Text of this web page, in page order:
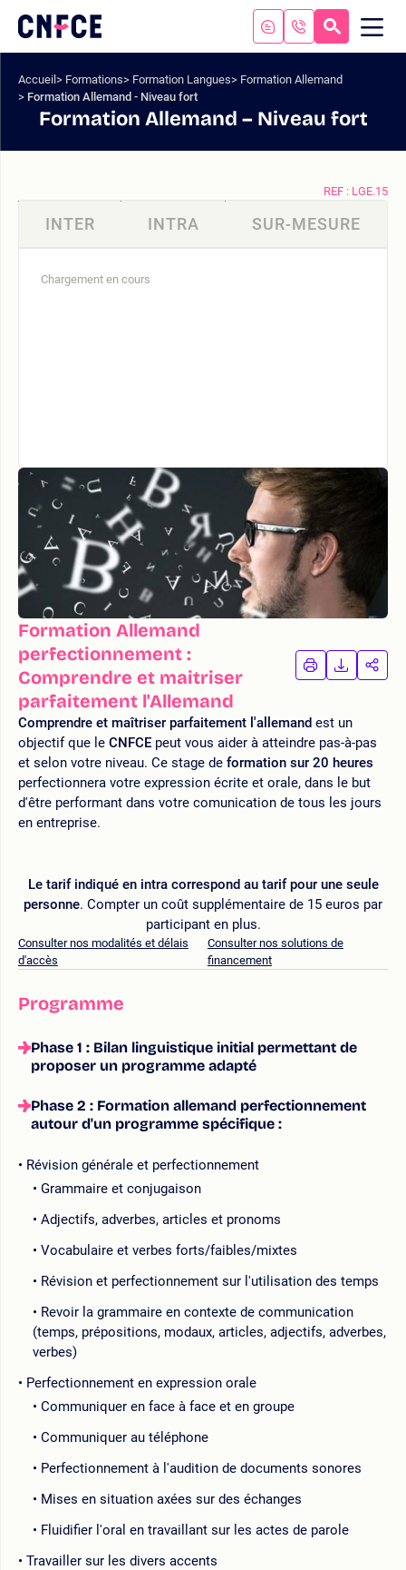
contenu
à
Logo
site
Accueil Formations Formation Langues
Formation Allemand
Formation Allemand - Niveau fort
Formation Allemand – Niveau fort
Formation Allemand
perfectionnement :
Comprendre et maitriser
parfaitement l'Allemand
IMPRIMER
LA
LA
Comprendre et maîtriser parfaitement l'allemand est un
objectif que le CNFCE peut vous aider à atteindre pas-à-pas
et selon votre niveau. Ce stage de formation sur 20 heures
perfectionnera votre expression écrite et orale, dans le but
d'être performant dans votre comunication de tous les jours
en entreprise.
Le tarif indiqué en intra correspond au tarif pour une seule
personne. Compter un coût supplémentaire de 15 euros par
participant en plus.
Consulter nos modalités et délais
d'accès
Consulter nos solutions de
financement
Programme
Phase 1 : Bilan linguistique initial permettant de
proposer un programme adapté
Phase 2 : Formation allemand perfectionnement
autour d'un programme spécifique :
Révision générale et perfectionnement
Grammaire et conjugaison
Adjectifs, adverbes, articles et pronoms
Vocabulaire et verbes forts/faibles/mixtes
Révision et perfectionnement sur l'utilisation des temps
Revoir la grammaire en contexte de communication
(temps, prépositions, modaux, articles, adjectifs, adverbes,
verbes)
Perfectionnement en expression orale
Communiquer en face à face et en groupe
Communiquer au téléphone
Perfectionnement à l'audition de documents sonores
Mises en situation axées sur des échanges
Fluidifier l'oral en travaillant sur les actes de parole
Travailler sur les divers accents
REF : LGE.15
INTER INTRA SUR-MESURE